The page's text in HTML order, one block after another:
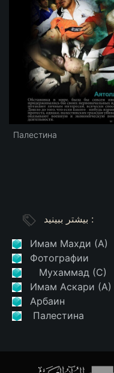
Палестина
بیشتر ببینید :
Имам Махди (А)
Фотографии
Мухаммад (С)
Имам Аскари (А)
Арбаин
Палестина